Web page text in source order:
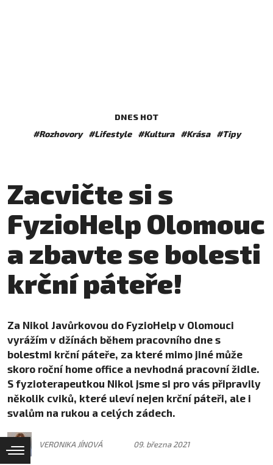
DNES HOT
#Rozhovory
#Lifestyle #Kultura #Krása #Tipy
Zacvičte si s
FyzioHelp Olomouc
a zbavte se bolesti
krční páteře!
Za Nikol Javůrkovou do FyzioHelp v Olomouci
vyrážím v džínách během pracovního dne s
bolestmi krční páteře, za které mimo jiné může
skoro roční home office a nevhodná pracovní židle.
S fyzioterapeutkou Nikol jsme si pro vás připravily
několik cviků, které uleví nejen krční páteři, ale i
svalům na rukou a celých zádech.
VERONIKA JÍNOVÁ 09. března 2021